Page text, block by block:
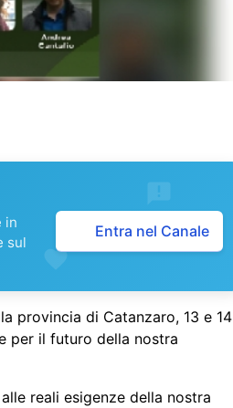
in
sul
Entra nel Canale
provincia di Catanzaro, 13 e 14
per il futuro della nostra
reali esigenze della nostra